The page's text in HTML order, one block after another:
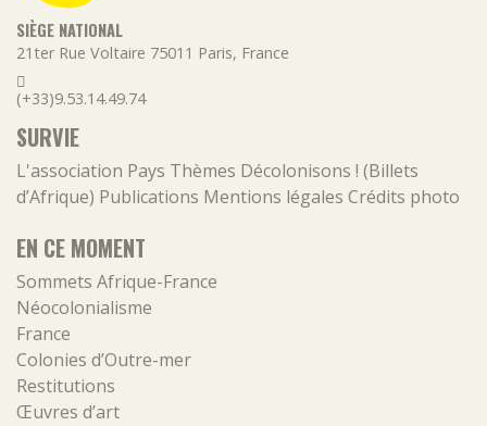
SIÈGE NATIONAL
21ter Rue Voltaire 75011 Paris, France
(+33)9.53.14.49.74
SURVIE
L'association Pays Thèmes Décolonisons ! (Billets
d’Afrique) Publications Mentions légales Crédits photo
EN CE MOMENT
Sommets Afrique-France
Néocolonialisme
France
Colonies d’Outre-mer
Restitutions
Œuvres d’art